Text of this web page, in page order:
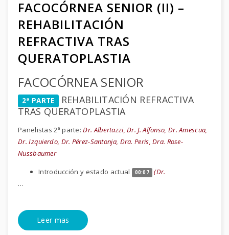
FACOCÓRNEA SENIOR (II) –
REHABILITACIÓN
REFRACTIVA TRAS
QUERATOPLASTIA
FACOCÓRNEA SENIOR
2ª PARTE REHABILITACIÓN REFRACTIVA
TRAS QUERATOPLASTIA
Panelistas 2ª parte:Dr. Albertazzi, Dr. J. Alfonso, Dr. Amescua,
Dr. Izquierdo, Dr. Pérez-Santonja, Dra. Peris, Dra. Rose-
Nussbaumer
Introducción y estado actual
00:07
(Dr.
…
Leer mas